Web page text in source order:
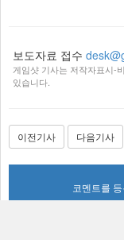
보도자료 접수
게임샷 기사는 저작자표시-
있습니다.
이전기사 다음기사
코멘트를